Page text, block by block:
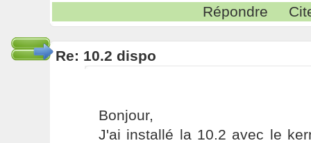
Répondre
Re: 10.2 dispo
Bonjour,
J'ai installé la 10.2 avec le